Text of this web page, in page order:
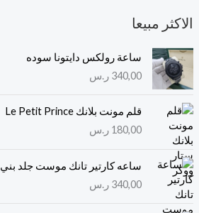
الاكثر مبيعا
ساعة رولكس دايتونا سوده
340,00 ر.س
قلم مونت بلانك Le Petit Prince
180,00 ر.س
ساعه كارتير تانك موست جلد بني
340,00 ر.س